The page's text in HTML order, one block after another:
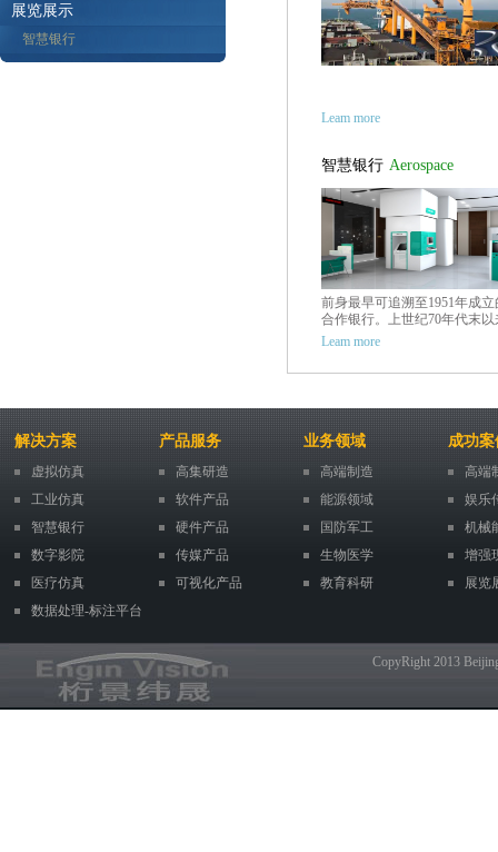
展览展示
智慧银行
Leam more
智慧银行 Aerospace
前身最早可追溯至1951年成
合作银行。上世纪70年代末以
行相继经历了国家专业银行、
同发展阶段。2009年1月，本
合交易所挂牌上市，完成了向
股银行的跨越。
Leam more
解决方案
虚拟仿真
工业仿真
智慧银行
数字影院
医疗仿真
数据处理-标注平台
产品服务
高集研造
软件产品
硬件产品
传媒产品
可视化产品
业务领域
高端制造
能源领域
国防军工
生物医学
教育科研
成功案
高端
娱乐
机械
增强
展览
CopyRight 2013